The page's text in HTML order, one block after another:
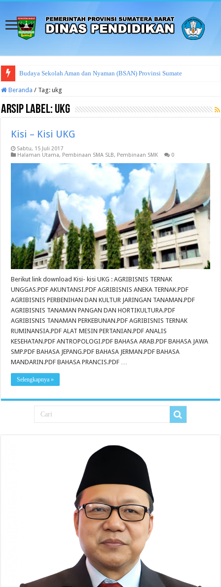
Budaya Sekolah Aman dan Nyaman (BSAN) Provinsi Sumatera Barat
Beranda / Tag:ukg
Arsip Label: ukg
Kisi – Kisi UKG
Sabtu, 15 Juli 2017
Halaman Utama, Pembinaan SMA SLB, Pembinaan SMK 0
Berikut link download Kisi- kisi UKG : AGRIBISNIS TERNAK
UNGGAS.PDF AKUNTANSI.PDF AGRIBISNIS ANEKA TERNAK.PDF
AGRIBISNIS PERBENIHAN DAN KULTUR JARINGAN TANAMAN.PDF
AGRIBISNIS TANAMAN PANGAN DAN HORTIKULTURA.PDF
AGRIBISNIS TANAMAN PERKEBUNAN.PDF AGRIBISNIS TERNAK
RUMINANSIA.PDF ALAT MESIN PERTANIAN.PDF ANALIS
KESEHATAN.PDF ANTROPOLOGI.PDF BAHASA ARAB.PDF BAHASA JAWA
SMP.PDF BAHASA JEPANG.PDF BAHASA JERMAN.PDF BAHASA
MANDARIN.PDF BAHASA PRANCIS.PDF …
Selengkapnya »